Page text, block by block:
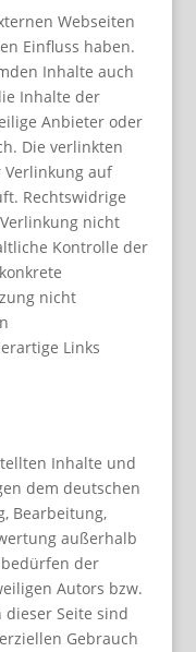
Webseiten
Einfluss haben.
Inhalte auch
Inhalte der
Anbieter oder
Die verlinkten
auf
Rechtswidrige
nicht
Kontrolle der
nicht
Links
Inhalte und
dem deutschen
Bearbeitung,
außerhalb
der
Autors bzw.
dieser Seite sind
Gebrauch